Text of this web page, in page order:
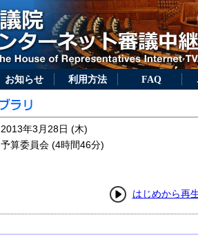
お知らせ 利用方法 FAQ
2013年3月28日 (木)
予算委員会 (4時間46分)
はじめから再